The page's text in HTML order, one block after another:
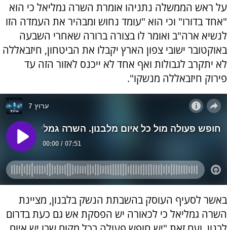
על ראש הממשלה נתניהו אומרת השרה גמליאל כי הוא
"אחד בדורו" וכי הוא "עומד נחוש ומבהיר את העמדה הזו
לנשיא ארה"ב ואומר לו בצורה ברורה שאחרי השבעה
באוקטובר ישובי צפון הארץ יקבלו את הביטחון, חיזבאללה
לא יתקרב לגבולות ואף אחד לא ייכנס לאזור הזה עד
פירוק חיזבאללה מנשקו".
באשר לסעיף העוסק בהשבתת הנשק בלבנון, מציינת
השרה גמליאל כי לכאורה יש הפסקת אש גם כעת בדרום